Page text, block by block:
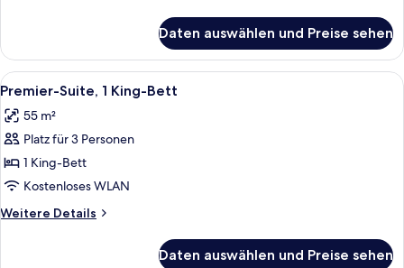
Zimmer,
2 Einzelbetten
Daten auswählen und Preise sehen
Alle
Fotos
für
Premier-
Suite,
1 King-
Bett
anzeigen
Ein Hotelzimmer mit Bett,
8
Premier-Suite, 1 King-Bett
55 m²
Platz für 3 Personen
1 King-Bett
Kostenloses WLAN
Weitere Details
Weitere
Daten auswählen und Preise sehen